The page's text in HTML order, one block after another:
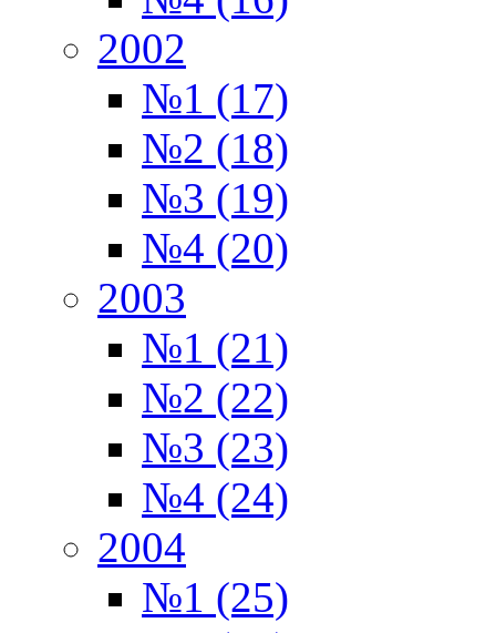
2002
№1 (17)
№2 (18)
№3 (19)
№4 (20)
2003
№1 (21)
№2 (22)
№3 (23)
№4 (24)
2004
№1 (25)